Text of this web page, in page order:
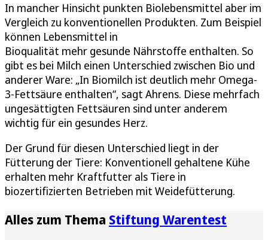
In mancher Hinsicht punkten Biolebensmittel aber im
Vergleich zu konventionellen Produkten. Zum Beispiel
können Lebensmittel in
Bioqualität mehr gesunde Nährstoffe enthalten. So
gibt es bei Milch einen Unterschied zwischen Bio und
anderer Ware: „In Biomilch ist deutlich mehr Omega-
3-Fettsäure enthalten“, sagt Ahrens. Diese mehrfach
ungesättigten Fettsäuren sind unter anderem
wichtig für ein gesundes Herz.
Der Grund für diesen Unterschied liegt in der
Fütterung der Tiere: Konventionell gehaltene Kühe
erhalten mehr Kraftfutter als Tiere in
biozertifizierten Betrieben mit Weidefütterung.
Alles zum Thema Stiftung Warentest